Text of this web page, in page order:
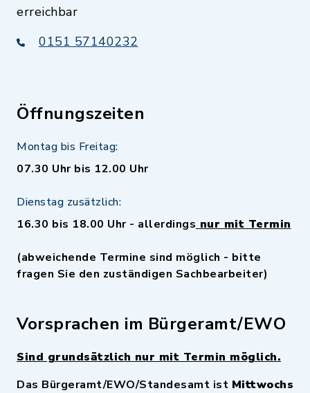
erreichbar
0151 57140232
Öffnungszeiten
Montag bis Freitag:
07.30 Uhr bis 12.00 Uhr
Dienstag zusätzlich:
16.30 bis 18.00 Uhr - allerdings nur mit Termin
(abweichende Termine sind möglich - bitte
fragen Sie den zuständigen Sachbearbeiter)
Vorsprachen im Bürgeramt/EWO
Sind grundsätzlich nur mit Termin möglich.
Das Bürgeramt/EWO/Standesamt ist Mittwochs